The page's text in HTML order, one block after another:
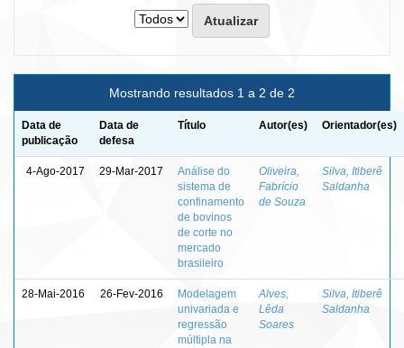
Mostrando resultados 1 a 2 de 2
Data de
publicação
Data de
defesa
Título Autor(es) Orientador(es)
4-Ago-2017 29-Mar-2017
Análise do
sistema de
confinamento
de bovinos
de corte no
mercado
brasileiro
Oliveira,
Fabrício
de Souza
Silva, Itiberê
Saldanha
28-Mai-2016 26-Fev-2016
Modelagem
univariada e
regressão
múltipla na
Alves,
Lêda
Soares
Silva, Itiberê
Saldanha